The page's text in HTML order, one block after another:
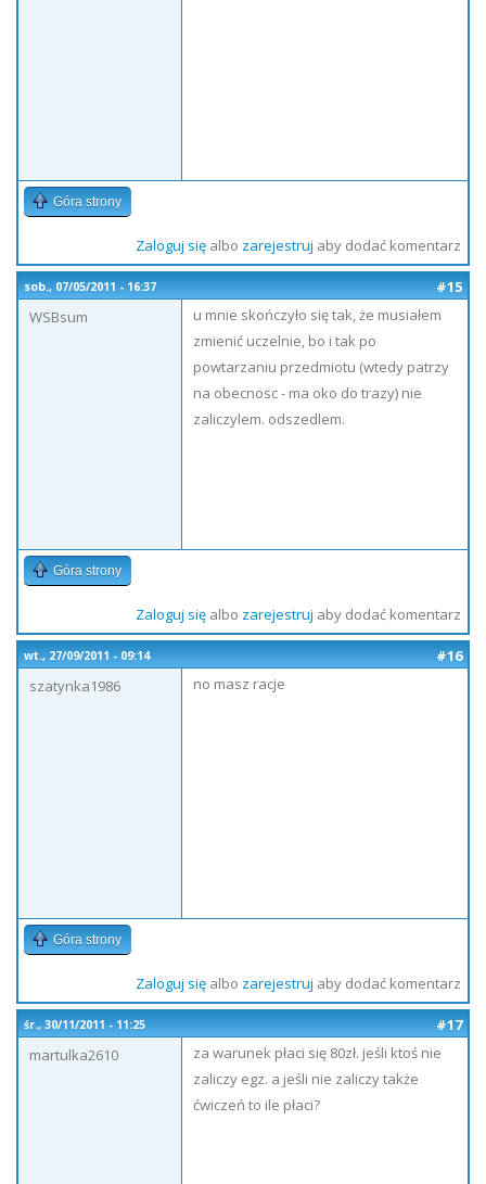
Góra strony
Zaloguj sięalbo zarejestruj aby dodać komentarz
sob., 07/05/2011 - 16:37
#15
WSBsum
u mnie skończyło się tak, że musiałem
zmienić uczelnie, bo i tak po
powtarzaniu przedmiotu (wtedy patrzy
na obecnosc - ma oko do trazy) nie
zaliczylem. odszedlem.
Góra strony
Zaloguj sięalbo zarejestruj aby dodać komentarz
wt., 27/09/2011 - 09:14
#16
szatynka1986
no masz racje
Góra strony
Zaloguj sięalbo zarejestruj aby dodać komentarz
śr., 30/11/2011 - 11:25
#17
martulka2610
za warunek płaci się 80zł. jeśli ktoś nie
zaliczy egz. a jeśli nie zaliczy także
ćwiczeń to ile płaci?